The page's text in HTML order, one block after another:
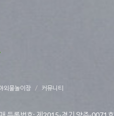
외물놀이장 커뮤니티